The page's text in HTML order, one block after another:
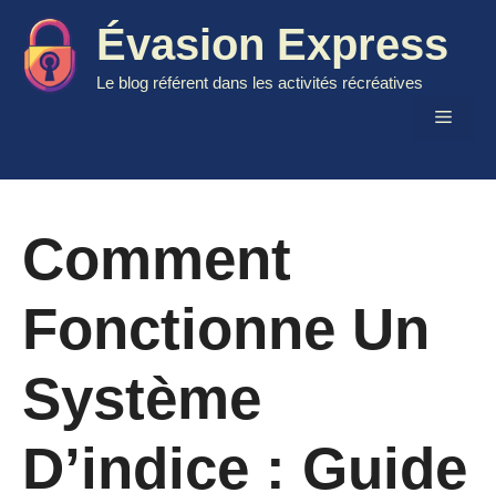
contenu
Évasion Express
Le blog référent dans les activités récréatives
Menu
Comment
Fonctionne Un
Système
D’indice : Guide